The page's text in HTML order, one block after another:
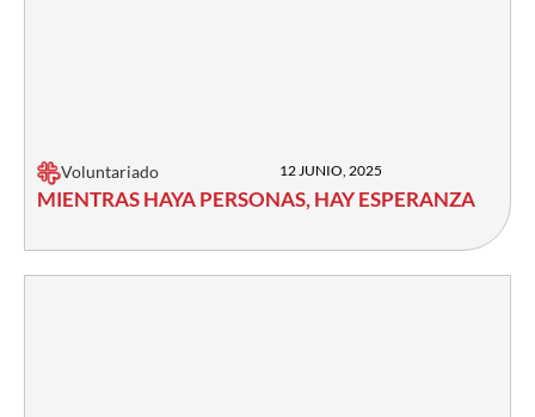
Voluntariado 12 JUNIO, 2025
MIENTRAS HAYA PERSONAS, HAY ESPERANZA